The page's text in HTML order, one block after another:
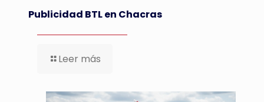
Publicidad BTL en Chacras
Leer más